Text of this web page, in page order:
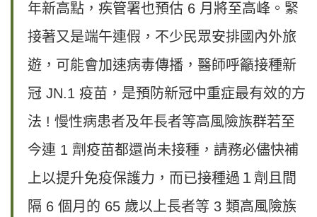
年新高點，疾管署也預估 6 月將至高峰。緊
接著又是端午連假，不少民眾安排國內外旅
遊，可能會加速病毒傳播，醫師呼籲接種新
冠 JN.1 疫苗，是預防新冠中重症最有效的方
法 ! 慢性病患者及年長者等高風險族群若至
今連 1 劑疫苗都還尚未接種，請務必儘快補
上以提升免疫保護力，而已接種過１劑且間
隔 6 個月的 65 歲以上長者等 3 類高風險族